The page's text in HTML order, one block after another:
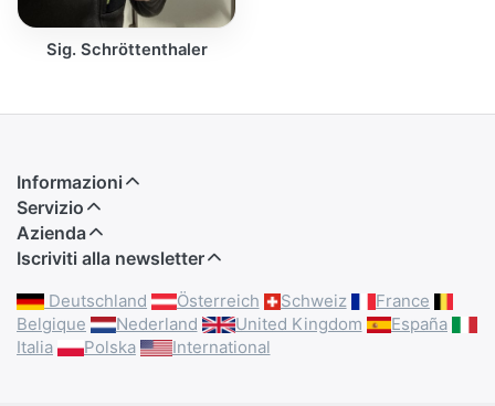
Sig. Schröttenthaler
Informazioni
Servizio
Azienda
Iscriviti alla newsletter
Deutschland Österreich Schweiz
France
Belgique
Nederland United Kingdom
España
Italia
Polska International